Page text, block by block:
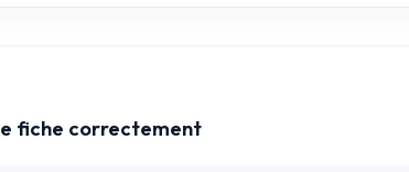
fiche correctement